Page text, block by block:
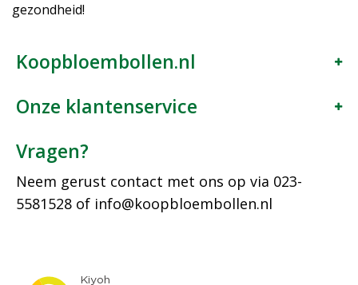
gezondheid!
Koopbloembollen.nl
Onze klantenservice
Vragen?
Neem gerust contact met ons op via 023-
5581528 of info@koopbloembollen.nl